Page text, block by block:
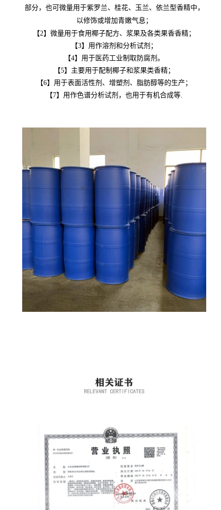
部分，也可微量用于紫罗兰、桂花、玉兰、依兰型香精中，
以修饰或增加青嫩气息；
【2】微量用于食用椰子配方、浆果及各类果香香精；
【3】用作溶剂和分析试剂；
【4】用于医药工业制取防腐剂。
【5】主要用于配制椰子和浆果类香精；
【6】用于表面活性剂、增塑剂、脂肪醇等的生产；
【7】用作色谱分析试剂，也用于有机合成等.